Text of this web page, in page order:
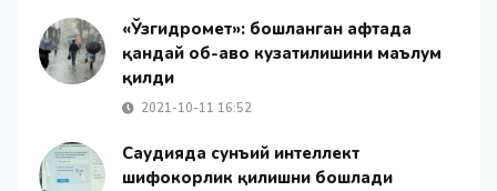
«Ўзгидромет»: бошланган ҳафтада
қандай об-ҳаво кузатилишини маълум
қилди
2021-10-11 16:52
Саудияда сунъий интеллект
шифокорлик қилишни бошлади